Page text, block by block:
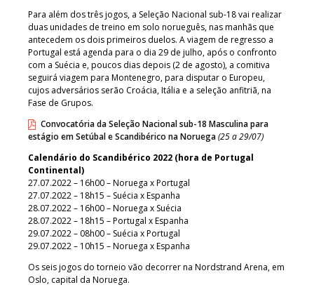
Para além dos três jogos, a Seleção Nacional sub-18 vai realizar
duas unidades de treino em solo norueguês, nas manhãs que
antecedem os dois primeiros duelos. A viagem de regresso a
Portugal está agenda para o dia 29 de julho, após o confronto
com a Suécia e, poucos dias depois (2 de agosto), a comitiva
seguirá viagem para Montenegro, para disputar o Europeu,
cujos adversários serão Croácia, Itália e a seleção anfitriã, na
Fase de Grupos.
Convocatória da Seleção Nacional sub-18 Masculina para
estágio em Setúbal e Scandibérico na Noruega(25 a 29/07)
Calendário do Scandibérico 2022 (hora de Portugal
Continental)
27.07.2022 – 16h00 – Noruega x Portugal
27.07.2022 – 18h15 – Suécia x Espanha
28.07.2022 – 16h00 – Noruega x Suécia
28.07.2022 – 18h15 – Portugal x Espanha
29.07.2022 – 08h00 – Suécia x Portugal
29.07.2022 – 10h15 – Noruega x Espanha
Os seis jogos do torneio vão decorrer na Nordstrand Arena, em
Oslo, capital da Noruega.